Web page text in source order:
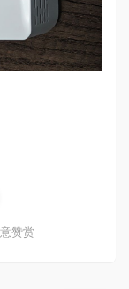
赞赏